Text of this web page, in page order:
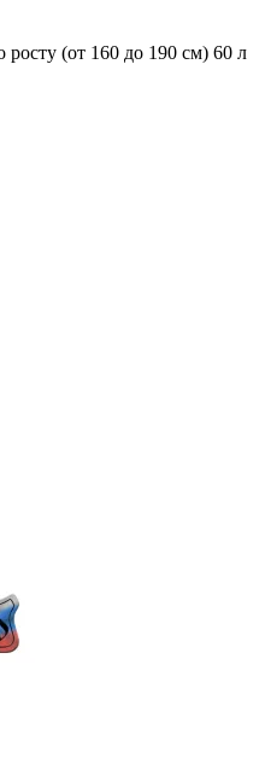
(от 160 до 190 см) 60 л